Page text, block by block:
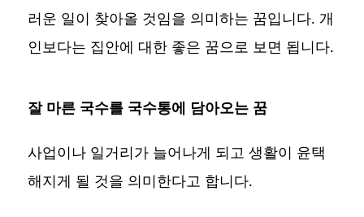
러운 일이 찾아올 것임을 의미하는 꿈입니다. 개
인보다는 집안에 대한 좋은 꿈으로 보면 됩니다.
잘 마른 국수를 국수통에 담아오는 꿈
사업이나 일거리가 늘어나게 되고 생활이 윤택
해지게 될 것을 의미한다고 합니다.